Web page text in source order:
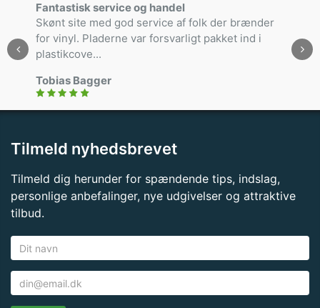
Fantastisk service og handel
Skønt site med god service af folk der brænder
for vinyl. Pladerne var forsvarligt pakket ind i
plastikcove...
Tobias Bagger
Tilmeld nyhedsbrevet
Tilmeld dig herunder for spændende tips, indslag,
personlige anbefalinger, nye udgivelser og attraktive
tilbud.